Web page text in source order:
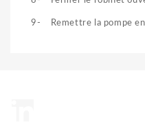
9- Remettre la pompe